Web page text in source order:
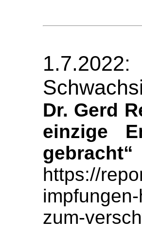
Dr. Gerd
einzige
gebracht“
https://
zum-